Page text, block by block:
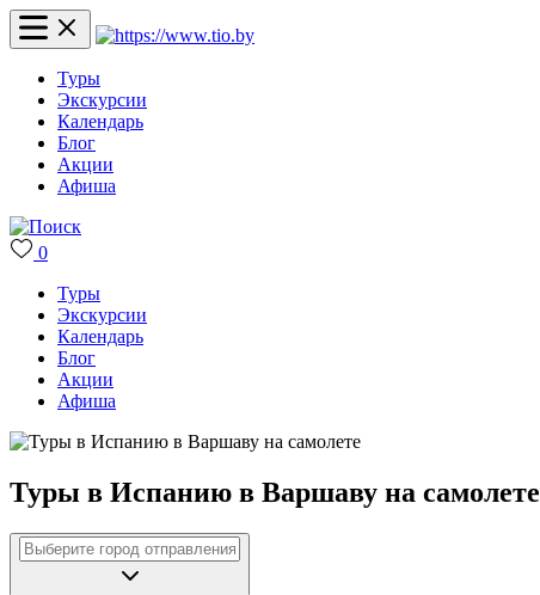
Туры
Экскурсии
Календарь
Блог
Акции
Афиша
0
Туры
Экскурсии
Календарь
Блог
Акции
Афиша
Туры в Испанию в Варшаву на самолете